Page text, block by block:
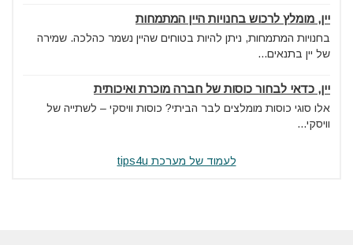
יין, מומלץ לרכוש בחנויות היין המתמחות
בחנויות המתמחות, ניתן להיות בטוחים שהיין נשמר כהלכה. שמירה
של יין בתנאים...
יין, כדאי לבחור כוסות של חברה מוכרת ואיכותית
אלו סוגי כוסות מומלצים לבר הביתי? כוסות וויסקי – לשתייה של
וויסקי...
לעמוד של מערכת tips4u